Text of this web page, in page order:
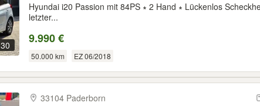
30
Hyundai i20 Passion mit 84PS ∗ 2 Hand ∗ Lückenlos
letzter...
9.990 €
50.000 km EZ 06/2018
33104 Paderborn